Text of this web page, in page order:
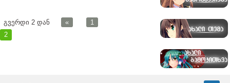
გვერდი 2 დან «
1
2